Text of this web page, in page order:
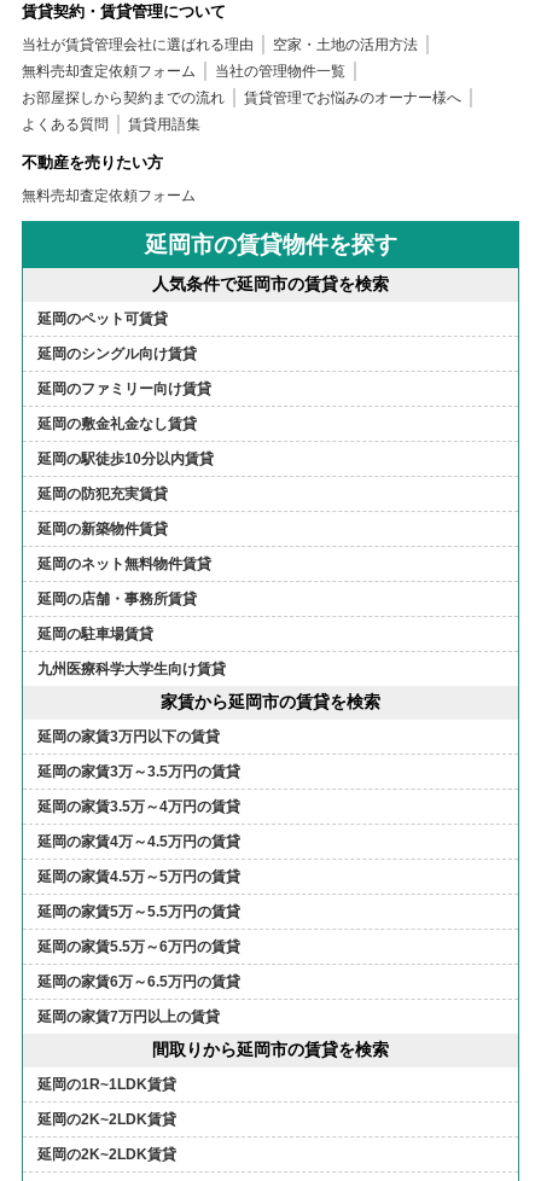
賃貸契約・賃貸管理について
当社が賃貸管理会社に選ばれる理由
空家・土地の活用方法
無料売却査定依頼フォーム
当社の管理物件一覧
お部屋探しから契約までの流れ
賃貸管理でお悩みのオーナー様へ
よくある質問
賃貸用語集
不動産を売りたい方
無料売却査定依頼フォーム
延岡市の賃貸物件を探す
人気条件で延岡市の賃貸を検索
延岡のペット可賃貸
延岡のシングル向け賃貸
延岡のファミリー向け賃貸
延岡の敷金礼金なし賃貸
延岡の駅徒歩10分以内賃貸
延岡の防犯充実賃貸
延岡の新築物件賃貸
延岡のネット無料物件賃貸
延岡の店舗・事務所賃貸
延岡の駐車場賃貸
九州医療科学大学生向け賃貸
家賃から延岡市の賃貸を検索
延岡の家賃3万円以下の賃貸
延岡の家賃3万～3.5万円の賃貸
延岡の家賃3.5万～4万円の賃貸
延岡の家賃4万～4.5万円の賃貸
延岡の家賃4.5万～5万円の賃貸
延岡の家賃5万～5.5万円の賃貸
延岡の家賃5.5万～6万円の賃貸
延岡の家賃6万～6.5万円の賃貸
延岡の家賃7万円以上の賃貸
間取りから延岡市の賃貸を検索
延岡の1R~1LDK賃貸
延岡の2K~2LDK賃貸
延岡の2K~2LDK賃貸